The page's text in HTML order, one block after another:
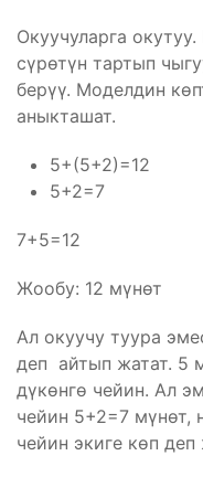
Окуучуларга
сүрөтүн тартып
берүү. Моделдин
аныкташат.
5+(5+2)=12
5+2=7
7+5=12
Жообу: 12 мүнөт
Ал окуучу туура
деп айтып жатат. 5
дүкөнгө чейин. Ал
чейин 5+2=7 мүнөт,
чейин экиге көп